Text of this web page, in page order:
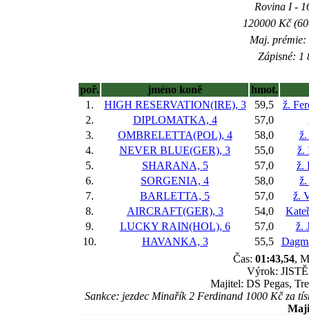
Rovina I -
120000 Kč
Maj. prémie:
Zápisné: 1
poř. jméno koně
hmot.
1.
HIGH RESERVATION(IRE), 3 59,5
ž.
2.
DIPLOMATKA, 4 57,0
3.
OMBRELETTA(POL), 4 58,0
ž.
4.
NEVER BLUE(GER), 3 55,0
ž.
5.
SHARANA, 5 57,0
ž.
6.
SORGENIA, 4 58,0
7.
BARLETTA, 5 57,0
ž.
8.
AIRCRAFT(GER), 3 54,0
9.
LUCKY RAIN(HOL), 6 57,0
ž.
10.
HAVANKA, 3 55,5
Čas: 01:43,54,
Výrok:
Majitel: DS Pegas,
Sankce: jezdec Minařík 2 Ferdinand 1000 Kč za